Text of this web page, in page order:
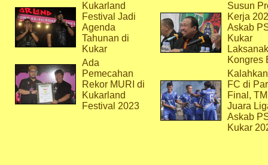
Kukarland
Festival Jadi
Agenda
Tahunan di
Kukar
Ada
Pemecahan
Rekor MURI di
Kukarland
Festival 2023
Susun
Kerja
Askab
Kukar
Kongres
FC di
Final,
Juara
Askab
Kukar